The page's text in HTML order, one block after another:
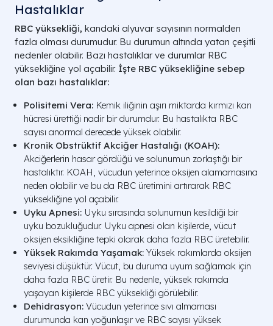
Hastalıklar
RBC yüksekliği, kandaki alyuvar sayısının normalden
fazla olması durumudur. Bu durumun altında yatan çeşitli
nedenler olabilir. Bazı hastalıklar ve durumlar RBC
yüksekliğine yol açabilir. İşte RBC yüksekliğine sebep
olan bazı hastalıklar:
Polisitemi Vera: Kemik iliğinin aşırı miktarda kırmızı kan
hücresi ürettiği nadir bir durumdur. Bu hastalıkta RBC
sayısı anormal derecede yüksek olabilir.
Kronik Obstrüktif Akciğer Hastalığı (KOAH):
Akciğerlerin hasar gördüğü ve solunumun zorlaştığı bir
hastalıktır. KOAH, vücudun yeterince oksijen alamamasına
neden olabilir ve bu da RBC üretimini artırarak RBC
yüksekliğine yol açabilir.
Uyku Apnesi: Uyku sırasında solunumun kesildiği bir
uyku bozukluğudur. Uyku apnesi olan kişilerde, vücut
oksijen eksikliğine tepki olarak daha fazla RBC üretebilir.
Yüksek Rakımda Yaşamak: Yüksek rakımlarda oksijen
seviyesi düşüktür. Vücut, bu duruma uyum sağlamak için
daha fazla RBC üretir. Bu nedenle, yüksek rakımda
yaşayan kişilerde RBC yüksekliği görülebilir.
Dehidrasyon: Vücudun yeterince sıvı almaması
durumunda kan yoğunlaşır ve RBC sayısı yüksek